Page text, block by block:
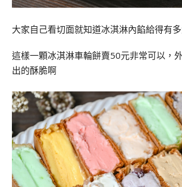
大家自己看切面就知道冰淇淋內餡給得有
這樣一顆冰淇淋車輪餅賣50元非常可以，
出的酥脆啊